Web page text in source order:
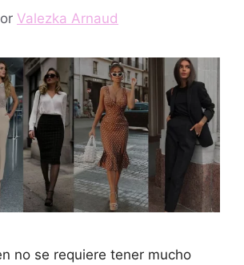
Valezka Arnaud
no se requiere tener mucho